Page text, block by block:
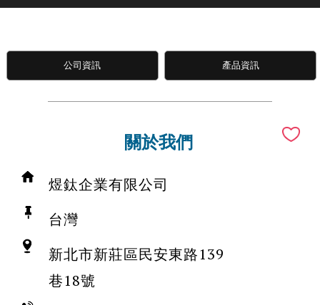
公司資訊 產品資訊
關於我們
煜鈦企業有限公司
台灣
新北市新莊區民安東路139
巷18號